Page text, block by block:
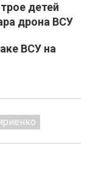
детей
дрона ВСУ
ВСУ на